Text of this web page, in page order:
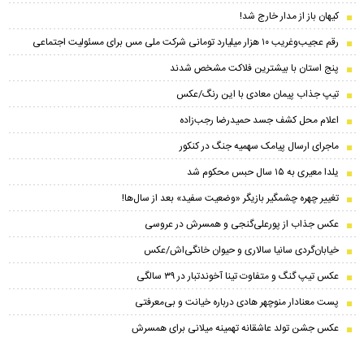
کیهان باز از مدار خارج شد!
رقم عجیب‌وغریب ۱۰ هزار میلیارد تومانی شرکت ملی مس برای مسئولیت اجتماعی
پنج استان با بیشترین فلاکت مشخص شدند
تیپ جذاب‌ پیمان معادی با این رنگ/عکس
اعلام محل کشف جسد حمیدرضا رجب‌زاده
ماجرای ارسال پیامک سهمیه جنگ در کنکور
یلدا معیری به ۱۵ سال حبس محکوم شد
تغییر چهره چشمگیر بازیگر «وضعیت سفید» بعد از سال‌ها!
عکس جذاب از پورعلی‌گنجی و همسرش در عروسی
خیابان‌گردی سانیا سالاری و حیوان خانگی‌اش/عکس
عکس تیپ گنگ و متفاوت تینا آخوندتبار در ۳۹ سالگی
پست معنادار منوچهر هادی درباره خیانت و بی‌معرفتی
عکس جشن تولد عاشقانه تهمینه میلانی برای همسرش